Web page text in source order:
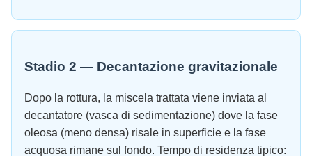
Stadio 2 — Decantazione gravitazionale
Dopo la rottura, la miscela trattata viene inviata al
decantatore (vasca di sedimentazione) dove la fase
oleosa (meno densa) risale in superficie e la fase
acquosa rimane sul fondo. Tempo di residenza tipico: